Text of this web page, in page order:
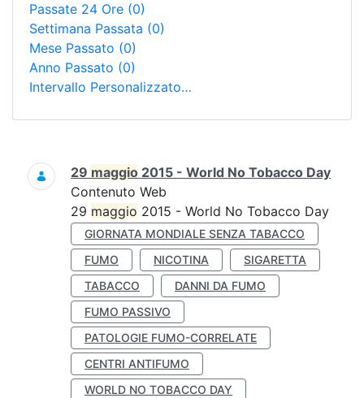
Passate 24 Ore (0)
Settimana Passata (0)
Mese Passato (0)
Anno Passato (0)
Intervallo Personalizzato…
Ricerca
29 maggio 2015 - World No Tobacco Day
Contenuto Web
29 maggio 2015 - World No Tobacco Day
GIORNATA MONDIALE SENZA TABACCO
FUMO
NICOTINA
SIGARETTA
TABACCO
DANNI DA FUMO
FUMO PASSIVO
PATOLOGIE FUMO-CORRELATE
CENTRI ANTIFUMO
WORLD NO TOBACCO DAY